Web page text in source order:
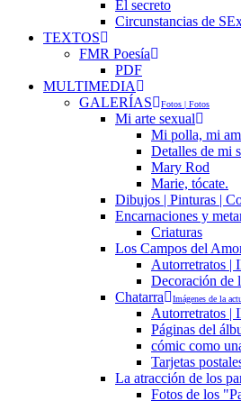
El secreto
Circunstancias de
TEXTOS
FMR Poesía
PDF
MULTIMEDIA
GALERÍAS
Fotos | Fotos
Mi arte sexual
Mi polla, mi
Detalles de mi
Mary Rod
Marie, tócate.
Dibujos | Pinturas |
Encarnaciones y
Criaturas
Los Campos del
Autorretratos |
Decoración de
Chatarra
Imágenes de la
Autorretratos |
Páginas del
cómic como
Tarjetas
La atracción de los
Fotos de los